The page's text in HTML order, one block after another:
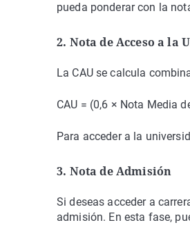
pueda ponderar con la
2. Nota de Acceso a la
La CAU se calcula
CAU = (0,6 × Nota Media
Para acceder a la
3. Nota de Admisión
Si deseas acceder a
admisión. En esta fase,